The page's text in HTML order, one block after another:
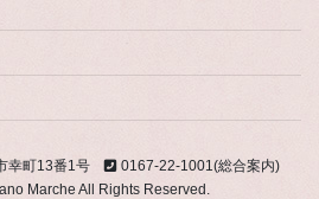
幸町13番1号
0167-22-1001(総合案内)
Marche All Rights Reserved.